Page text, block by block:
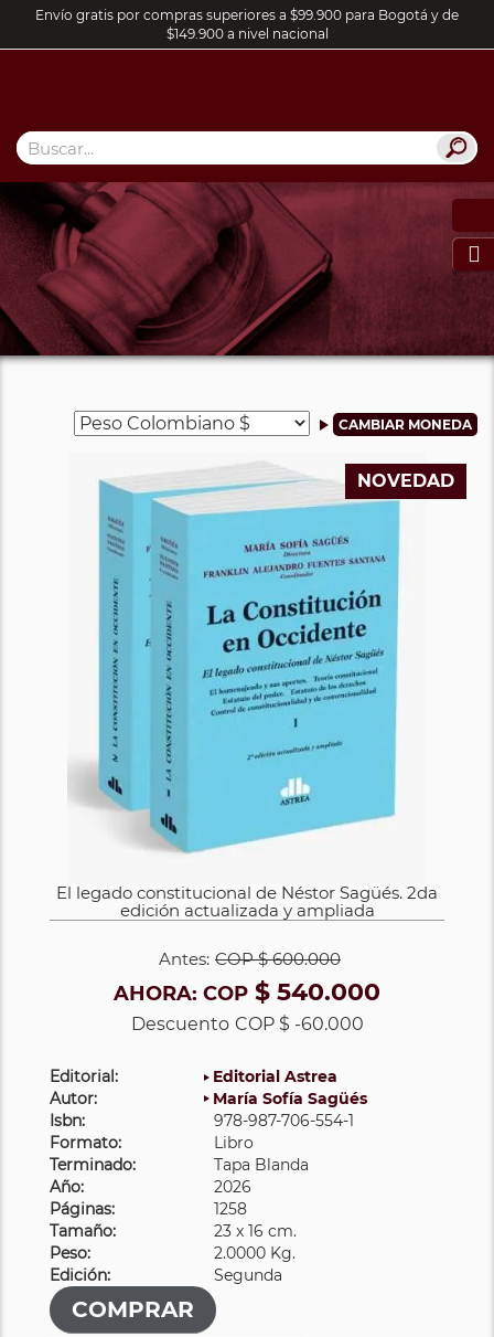
Envío gratis por compras superiores a $99.900 para Bogotá y de
$149.900 a nivel nacional

NOVEDAD
El legado constitucional de Néstor Sagüés. 2da
edición actualizada y ampliada
Antes: COP$ 600.000
AHORA: COP $ 540.000
Descuento COP $ -60.000
Editorial:
Editorial Astrea
Autor:
María Sofía Sagüés
Isbn:
978-987-706-554-1
Formato:
Libro
Terminado:
Tapa Blanda
Año:
2026
Páginas:
1258
Tamaño:
23 x 16 cm.
Peso:
2.0000 Kg.
Edición:
Segunda